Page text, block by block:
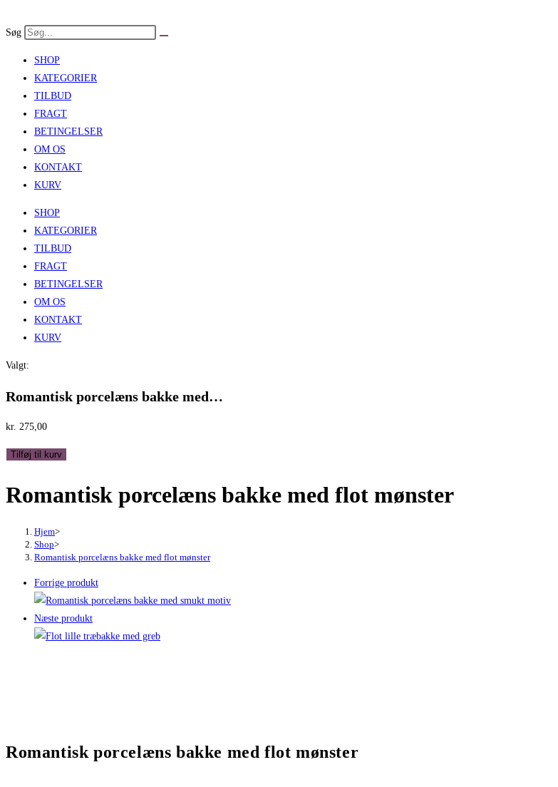
to
Søg
SHOP
KATEGORIER
TILBUD
FRAGT
BETINGELSER
OM OS
KONTAKT
KURV
SHOP
KATEGORIER
TILBUD
FRAGT
BETINGELSER
OM OS
KONTAKT
KURV
Valgt:
Romantisk porcelæns bakke med…
kr. 275,00
Romantisk
bakke
mønster
Tilføj til kurv
Romantisk porcelæns bakke med flot mønster
Hjem>
Shop>
Romantisk porcelæns bakke med flot mønster
Forrige produkt
Næste produkt
Romantisk porcelæns bakke med flot mønster